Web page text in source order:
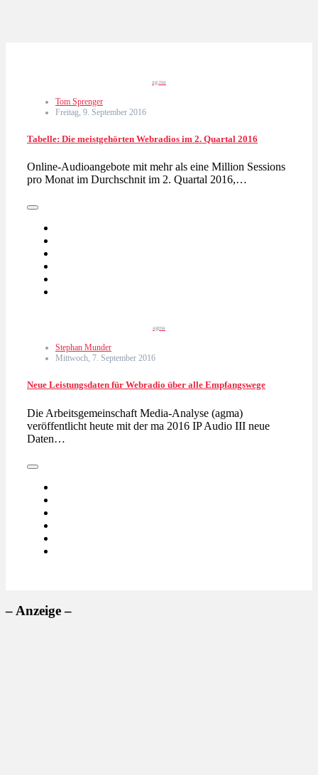
ag.ma
Tom Sprenger
Freitag, 9. September 2016
Tabelle: Die meistgehörten Webradios im 2. Quartal 2016
Online-Audioangebote mit mehr als eine Million Sessions
pro Monat im Durchschnit im 2. Quartal 2016,…
agma
Stephan Munder
Mittwoch, 7. September 2016
Neue Leistungsdaten für Webradio über alle Empfangswege
Die Arbeitsgemeinschaft Media-Analyse (agma)
veröffentlicht heute mit der ma 2016 IP Audio III neue
Daten…
– Anzeige –